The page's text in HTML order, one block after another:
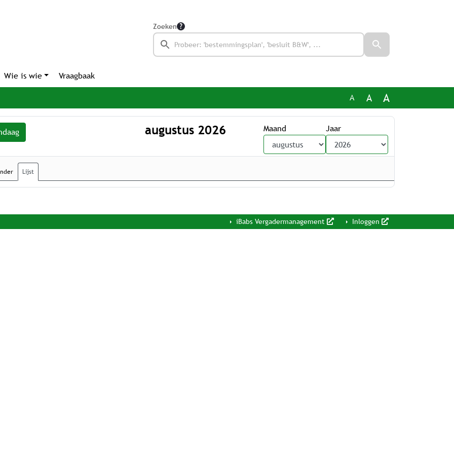
Zoeken
Wie is wie Vraagbaak
A A A
augustus 2026 Maand Jaar
Lijst
iBabs Vergadermanagement Inloggen